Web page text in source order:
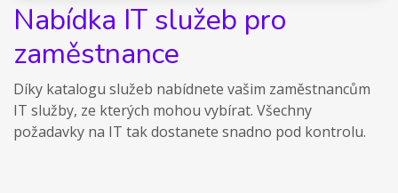
Nabídka IT služeb pro
zaměstnance
Díky katalogu služeb nabídnete vašim zaměstnancům
IT služby, ze kterých mohou vybírat. Všechny
požadavky na IT tak dostanete snadno pod kontrolu.